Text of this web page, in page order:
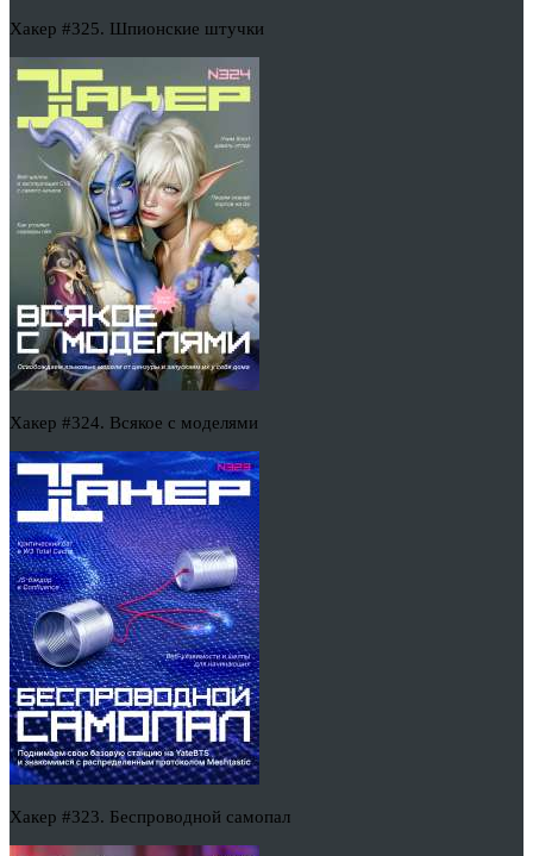
Хакер #325. Шпионские штучки
Хакер #324. Всякое с моделями
Хакер #323. Беспроводной самопал